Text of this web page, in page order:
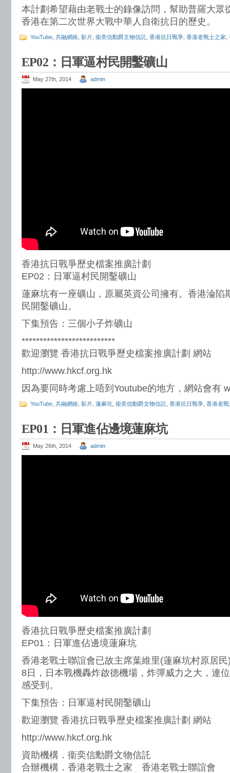
本計劃希望藉由老戰士的錄像訪問，幫助普羅大眾
香港在第二次世界大戰中華人自衛抗日的歷史。
YouTube 共融網絡 影片 衞奕信勳爵文物信託 香港抗日戰爭 香港老戰士之家
EP02：日軍逼村民開鑿礦山
May 27th, 2014 admin
香港抗日戰爭歷史檔案推廣計劃
EP02：日軍逼村民開鑿礦山
蓮麻坑有一座礦山，原屬英資公司擁有。香港淪陷
民開鑿礦山。
下集預告：三個小子炸礦山
**************************
歡迎瀏覽 香港抗日戰爭歷史檔案推廣計劃 網站
http://www.hkcf.org.hk
因為要同時考慮上唔到Youtube的地方，網站會有
YouTube 共融網絡 影片 蓮麻坑 衞奕信勳爵文物信託 香港抗日戰爭 香港老
EP01：日軍進佔邊境蓮麻坑
May 26th, 2014 admin
香港抗日戰爭歷史檔案推廣計劃
EP01：日軍進佔邊境蓮麻坑
香港老戰士聯誼會已故主席葉維里(蓮麻坑村原居
8日，日本戰機轟炸啟德機場，炸彈威力之大，連
感受到。
下集預告：日軍逼村民開鑿礦山
歡迎瀏覽 香港抗日戰爭歷史檔案推廣計劃 網站
http://www.hkcf.org.hk
資助機構．衞奕信勳爵文物信託
合辦機構．香港老戰士之家 香港老戰士聯誼會